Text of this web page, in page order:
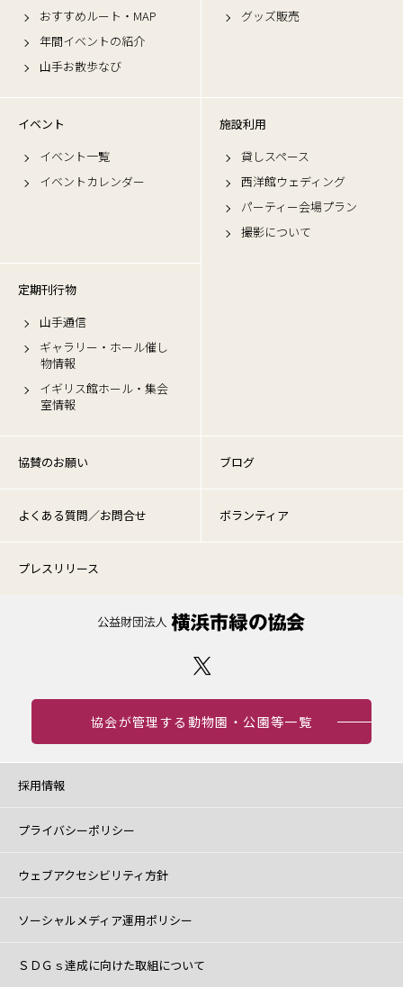
おすすめルート・MAP
年間イベントの紹介
山手お散歩なび
グッズ販売
イベント
イベント一覧
イベントカレンダー
施設利用
貸しスペース
西洋館ウェディング
パーティー会場プラン
撮影について
定期刊行物
山手通信
ギャラリー・ホール催し
物情報
イギリス館ホール・集会
室情報
協賛のお願い ブログ
よくある質問／お問合せ ボランティア
プレスリリース
協会が管理する動物園・公園等一覧
採用情報
プライバシーポリシー
ウェブアクセシビリティ方針
ソーシャルメディア運用ポリシー
ＳＤＧｓ達成に向けた取組について